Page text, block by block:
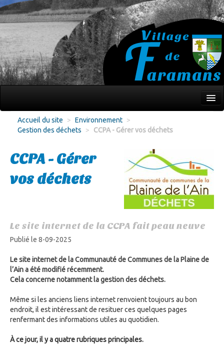
Écoles Jeunesse
Culture Loisirs
Associations
Accueil du site > Environnement >
Gestion des déchets
> CCPA - Gérer vos déchets
CCPA - Gérer
vos déchets
Le site internet de la CCPA fait peau neuve
Publié le 8-09-2025
Le site internet de la Communauté de Communes de la Plaine de
l’Ain a été modifié récemment.
Cela concerne notamment la gestion des déchets.
Même si les anciens liens internet renvoient toujours au bon
endroit, il est intéressant de resituer ces quelques pages
renfermant des informations utiles au quotidien.
À ce jour, il y a quatre rubriques principales.